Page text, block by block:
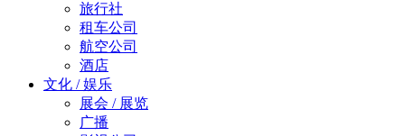
旅行社
租车公司
航空公司
酒店
文化 / 娱乐
展会 / 展览
广播